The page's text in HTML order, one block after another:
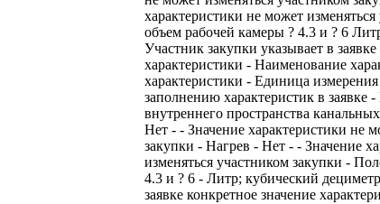
характеристики не может
объем рабочей камеры ? 4.3 и ? 6
Участник закупки указывает в
характеристики - Наименование
характеристики - Единица
заполнению характеристик в заявке
внутреннего пространства
Нет - - Значение характеристики не
закупки - Нагрев - Нет - - Значение
изменяться участником закупки -
4.3 и ? 6 - Литр; кубический
заявке конкретное значение